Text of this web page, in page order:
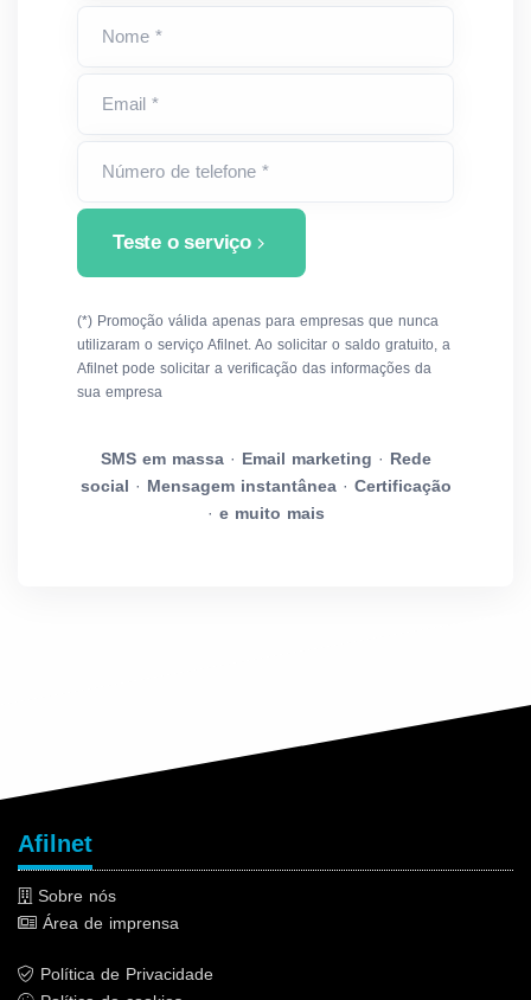
Nome *
Email *
Número de telefone *
Teste o serviço
(*) Promoção válida apenas para empresas que nunca
utilizaram o serviço Afilnet. Ao solicitar o saldo gratuito, a
Afilnet pode solicitar a verificação das informações da
sua empresa
SMS em massa· Email marketing · Rede
social · Mensagem instantânea· Certificação
· e muito mais
Afilnet
Sobre nós
Área de imprensa
Política de Privacidade